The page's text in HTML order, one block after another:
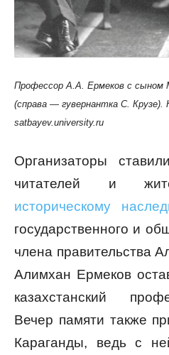
Профессор А.А. Ермеков с сыном
(справа — гувернантка С.
satbayev.university.ru
Организаторы
читателей и
историческому
государственного и
члена правительства
Алимхан Ермеков
казахстанский
Вечер памяти также
Караганды, ведь с